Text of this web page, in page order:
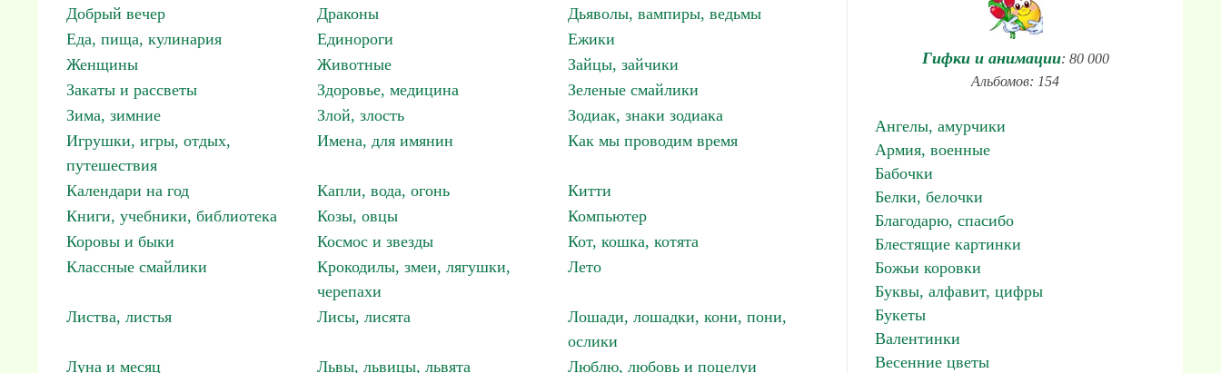
Добрый вечер
Драконы
Дьяволы, вампиры, ведьмы
Еда, пища, кулинария
Единороги
Ежики
Женщины
Животные
Зайцы, зайчики
Закаты и рассветы
Здоровье, медицина
Зеленые смайлики
Зима, зимние
Злой, злость
Зодиак, знаки зодиака
Игрушки, игры, отдых,
путешествия
Имена, для имянин Как мы проводим время
Календари на год Капли, вода, огонь
Китти
Книги, учебники, библиотека
Козы, овцы
Компьютер
Коровы и быки
Космос и звезды
Кот, кошка, котята
Классные смайлики
Крокодилы, змеи, лягушки,
черепахи
Лето
Листва, листья Лисы, лисята
Лошади, лошадки, кони, пони,
ослики
Луна и месяц
Львы, львицы, львята
Люблю, любовь и поцелуи
Гифки и анимации: 80 000
Альбомов: 154
Ангелы, амурчики
Армия, военные
Бабочки
Белки, белочки
Благодарю, спасибо
Блестящие картинки
Божьи коровки
Буквы, алфавит, цифры
Букеты
Валентинки
Весенние цветы